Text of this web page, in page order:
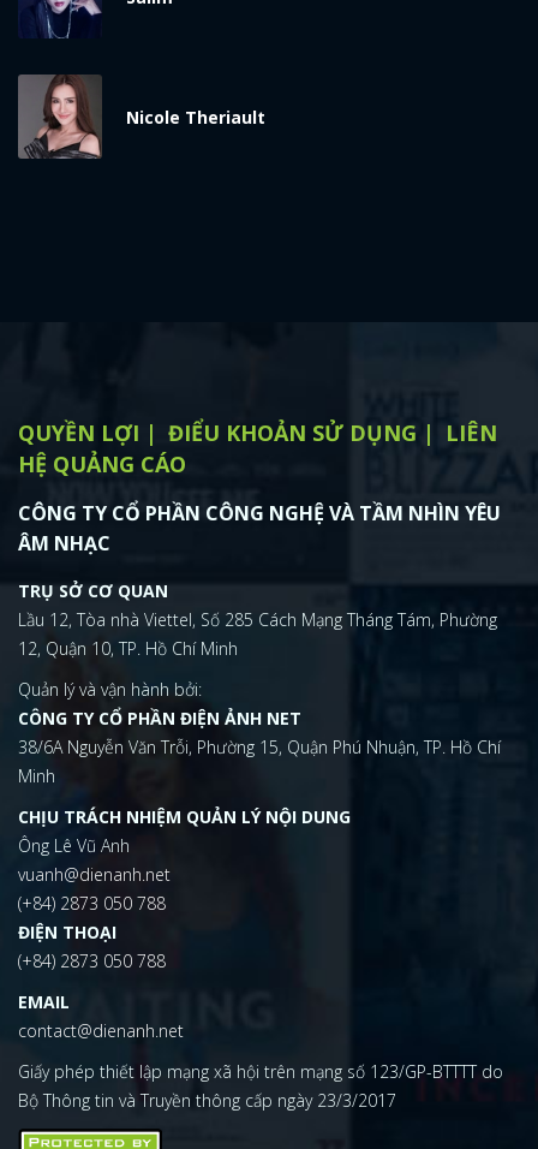
Nicole Theriault
QUYỀN LỢI ĐIỂU KHOẢN SỬ DỤNG
LIÊN
HỆ QUẢNG CÁO
CÔNG TY CỔ PHẦN CÔNG NGHỆ VÀ TẦM NHÌN YÊU
ÂM NHẠC
TRỤ SỞ CƠ QUAN
Lầu 12, Tòa nhà Viettel, Số 285 Cách Mạng Tháng Tám, Phường
12, Quận 10, TP. Hồ Chí Minh
Quản lý và vận hành bởi:
CÔNG TY CỔ PHẦN ĐIỆN ẢNH NET
38/6A Nguyễn Văn Trỗi, Phường 15, Quận Phú Nhuận, TP. Hồ Chí
Minh
CHỊU TRÁCH NHIỆM QUẢN LÝ NỘI DUNG
Ông Lê Vũ Anh
vuanh@dienanh.net
(+84) 2873 050 788
ĐIỆN THOẠI
(+84) 2873 050 788
EMAIL
contact@dienanh.net
Giấy phép thiết lập mạng xã hội trên mạng số 123/GP-BTTTT do
Bộ Thông tin và Truyền thông cấp ngày 23/3/2017